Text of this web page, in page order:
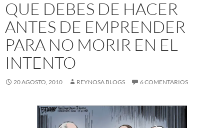
QUE DEBES DE HACER
ANTES DE EMPRENDER
PARA NO MORIR EN EL
INTENTO
20 AGOSTO, 2010 REYNOSA BLOGS 6 COMENTARIOS